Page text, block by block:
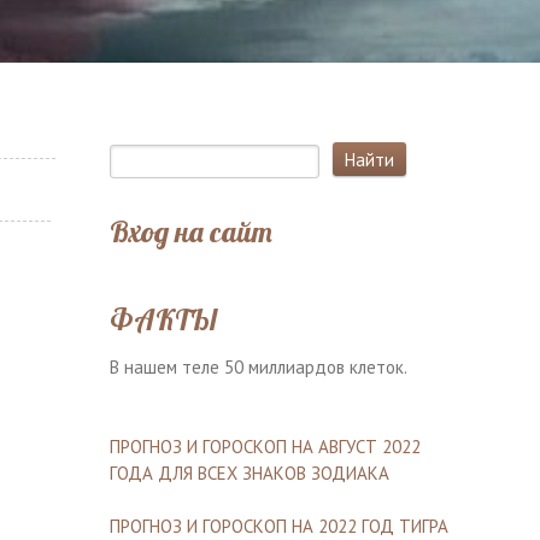
Вход на сайт
ФАКТЫ
В нашем теле 50 миллиардов клеток.
ПРОГНОЗ И ГОРОСКОП НА АВГУСТ 2022
ГОДА ДЛЯ ВСЕХ ЗНАКОВ ЗОДИАКА
ПРОГНОЗ И ГОРОСКОП НА 2022 ГОД ТИГРА